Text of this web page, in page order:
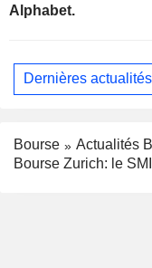
Alphabet.
Dernières actualités
Bourse
Actualités
Bourse Zurich: le